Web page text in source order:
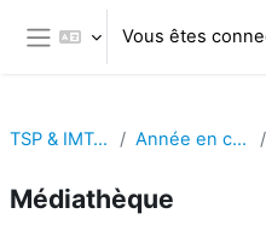
Passer au contenu principal
Panneau latéral
Vous êtes
TSP & IMT-BS Année en cours
Médiathèque